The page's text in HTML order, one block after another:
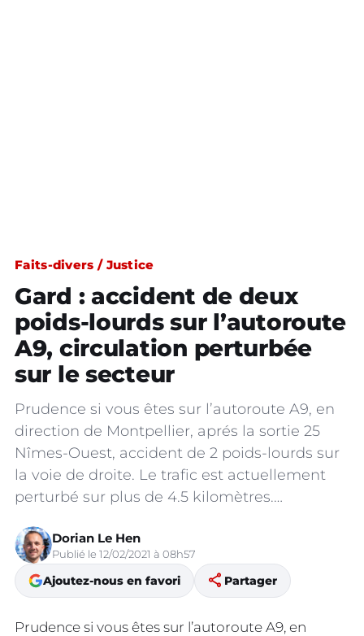
Faits-divers / Justice
Gard : accident de deux
poids-lourds sur l’autoroute
A9, circulation perturbée
sur le secteur
Prudence si vous êtes sur l’autoroute A9, en
direction de Montpellier, aprés la sortie 25
Nîmes-Ouest, accident de 2 poids-lourds sur
la voie de droite. Le trafic est actuellement
perturbé sur plus de 4.5 kilomètres.…
Dorian Le Hen
Publié le 12/02/2021 à 08h57
Ajoutez-nous en favori share Partager
Prudence si vous êtes sur l’autoroute A9, en